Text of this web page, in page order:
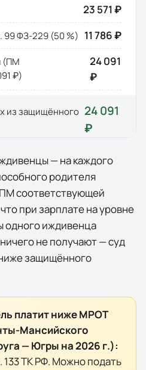
23 571 ₽
99 ФЗ-229 (50 %) 11 786 ₽
(ПМ
₽)
24 091
₽
из защищённого 24 091
₽
— на каждого
родителя
соответствующей
при зарплате на уровне
одного иждивенца
ничегоне получают — суд
защищённого
платит ниже МРОТ
Мансийского
— Югры на2026 г.):
133 ТК РФ. Можно подать